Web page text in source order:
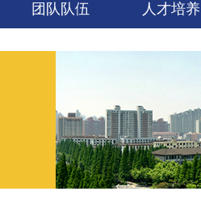
团队队伍 人才培养